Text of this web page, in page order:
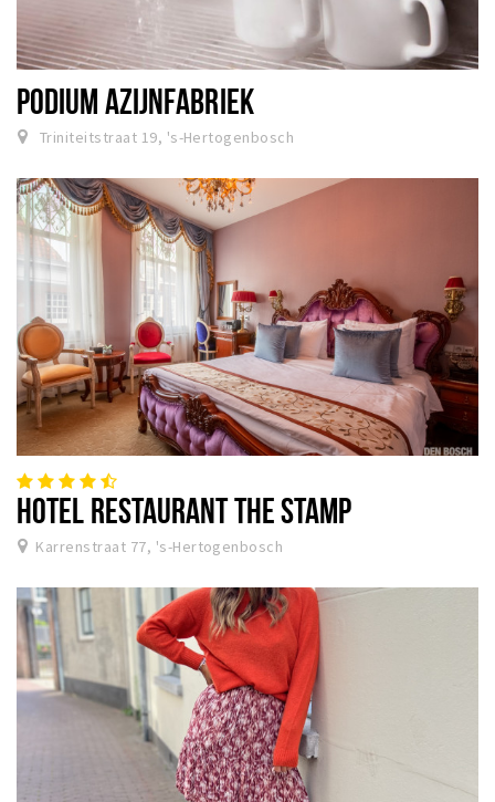
PODIUM AZIJNFABRIEK
Triniteitstraat 19, 's-Hertogenbosch
HOTEL RESTAURANT THE STAMP
Karrenstraat 77, 's-Hertogenbosch